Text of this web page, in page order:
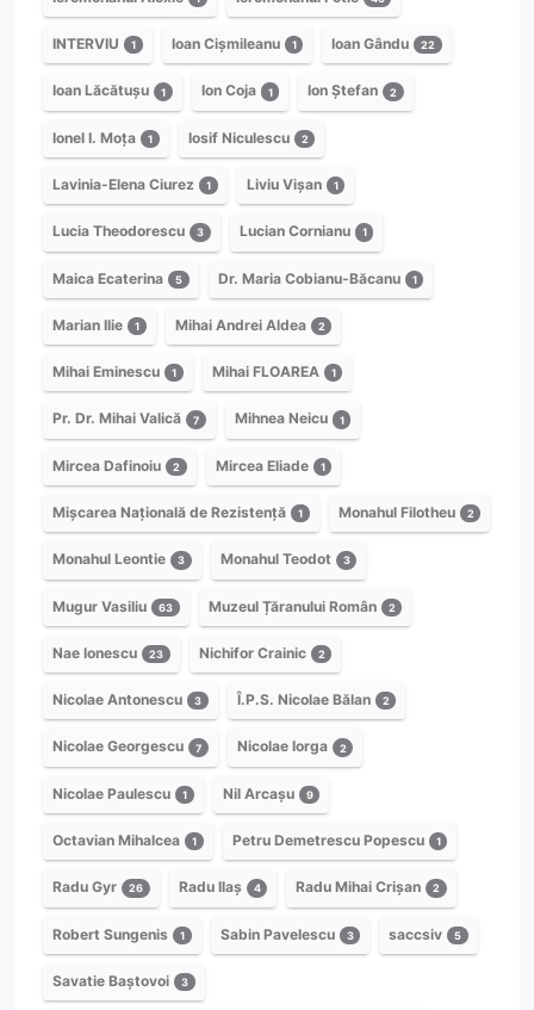
INTERVIU 1 Ioan Cișmileanu 1 Ioan Gându 22
Ioan Lăcătușu 1 Ion Coja 1 Ion Ștefan 2
Ionel I. Moța 1 Iosif Niculescu 2
Lavinia-Elena Ciurez 1 Liviu Vișan 1
Lucia Theodorescu 3 Lucian Cornianu 1
Maica Ecaterina 5 Dr. Maria Cobianu-Băcanu 1
Marian Ilie 1 Mihai Andrei Aldea 2
Mihai Eminescu 1 Mihai FLOAREA 1
Pr. Dr. Mihai Valică 7 Mihnea Neicu 1
Mircea Dafinoiu 2 Mircea Eliade 1
Mișcarea Națională de Rezistență 1 Monahul Filotheu 2
Monahul Leontie 3 Monahul Teodot 3
Mugur Vasiliu 63 Muzeul Țăranului Român 2
Nae Ionescu 23 Nichifor Crainic 2
Nicolae Antonescu 3 Î.P.S. Nicolae Bălan 2
Nicolae Georgescu 7 Nicolae Iorga 2
Nicolae Paulescu 1 Nil Arcașu 9
Octavian Mihalcea 1 Petru Demetrescu Popescu 1
Radu Gyr 26 Radu Ilaș 4 Radu Mihai Crișan 2
Robert Sungenis 1 Sabin Pavelescu 3 saccsiv 5
Savatie Baștovoi 3